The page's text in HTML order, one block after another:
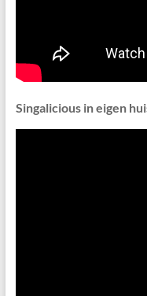
Singalicious in eigen